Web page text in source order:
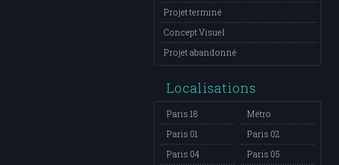
Projet terminé
Concept Visuel
Projet abandonné
Localisations
Paris 18
Métro
Paris 01
Paris 02
Paris 04
Paris 05